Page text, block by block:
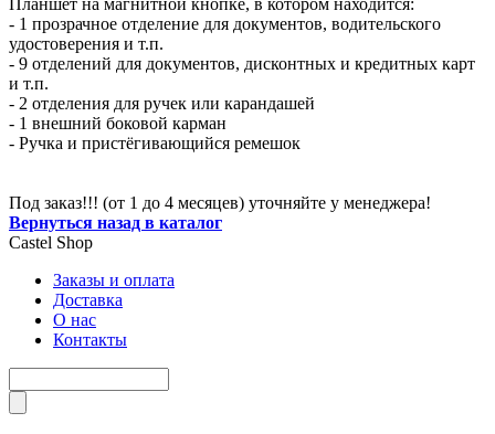
Планшет на магнитной кнопке, в котором находится:
- 1 прозрачное отделение для документов, водительского
удостоверения и т.п.
- 9 отделений для документов, дисконтных и кредитных карт
и т.п.
- 2 отделения для ручек или карандашей
- 1 внешний боковой карман
- Ручка и пристёгивающийся ремешок
Под заказ!!! (от 1 до 4 месяцев) уточняйте у менеджера!
Вернуться назад в каталог
Castel Shop
Заказы и оплата
Доставка
О нас
Контакты